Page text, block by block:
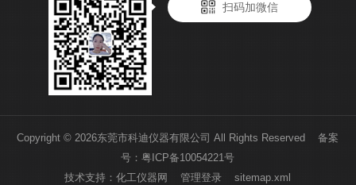
扫码加微信
Copyright © 2026东莞市科迪仪器有限公司 All Rights Reserved 备案
号：粤ICP备10054221号
技术支持：化工仪器网 管理登录 sitemap.xml